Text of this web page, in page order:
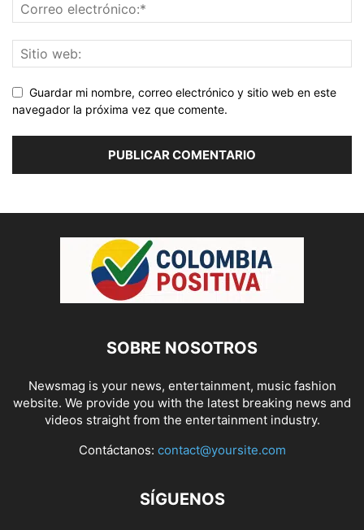
Guardar mi nombre, correo electrónico y sitio web en este
navegador la próxima vez que comente.
SOBRE NOSOTROS
Newsmag is your news, entertainment, music fashion
website. We provide you with the latest breaking news and
videos straight from the entertainment industry.
Contáctanos: contact@yoursite.com
SÍGUENOS